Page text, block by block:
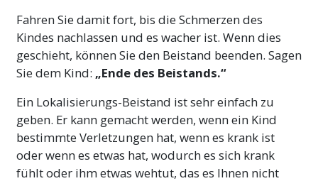
Fahren Sie damit fort, bis die Schmerzen des
Kindes nachlassen und es wacher ist. Wenn dies
geschieht, können Sie den Beistand beenden. Sagen
Sie dem Kind: „Ende des Beistands.“
Ein Lokalisierungs-Beistand ist sehr einfach zu
geben. Er kann gemacht werden, wenn ein Kind
bestimmte Verletzungen hat, wenn es krank ist
oder wenn es etwas hat, wodurch es sich krank
fühlt oder ihm etwas wehtut, das es Ihnen nicht